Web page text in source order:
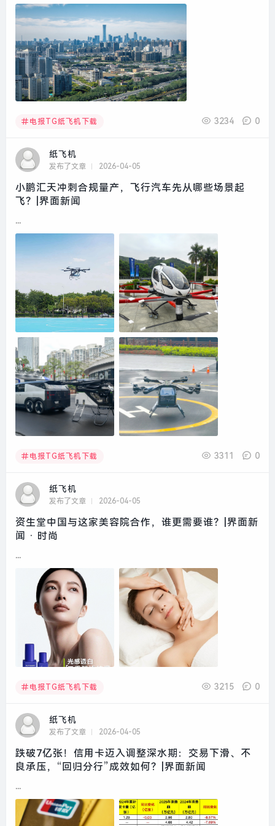
电报TG纸飞机下载 3234 0
纸飞机
发布了文章 2026-04-05
小鹏汇天冲刺合规量产，飞行汽车先从哪些场景起
飞？|界面新闻
...
电报TG纸飞机下载 3311 0
纸飞机
发布了文章 2026-04-05
资生堂中国与这家美容院合作，谁更需要谁？|界面新
闻 · 时尚
...
电报TG纸飞机下载 3215 0
纸飞机
发布了文章 2026-04-05
跌破7亿张！信用卡迈入调整深水期：交易下滑、不
良承压，“回归分行”成效如何？|界面新闻
...